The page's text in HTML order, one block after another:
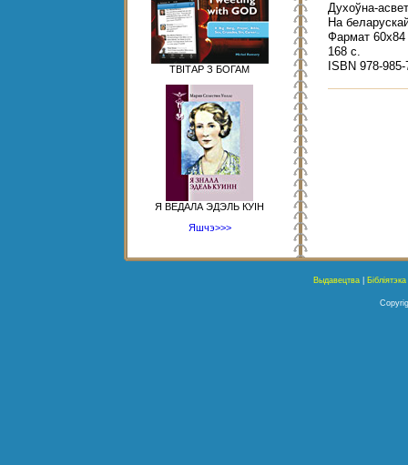
ТВІТАР З БОГАМ
Я ВЕДАЛА ЭДЭЛЬ КУІН
Яшчэ>>>
Духоўна-
На
Фармат
168 с.
ISBN 978-
Выдавецтва| Бібліятэка